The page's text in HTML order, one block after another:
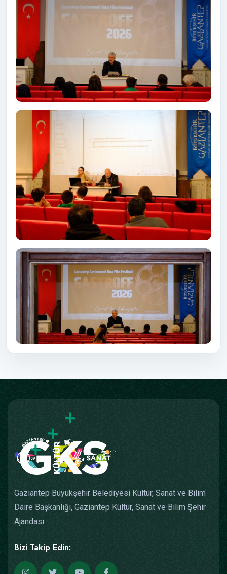
Gaziantep Büyükşehir Belediyesi Kültür, Sanat ve Bilim
Daire Başkanlığı, Gaziantep Kültür, Sanat ve Bilim Şehir
Ajandası
Bizi Takip Edin: